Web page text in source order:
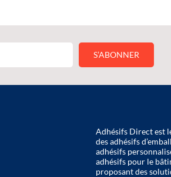
Adhésifs Direct est
des adhésifs
adhésifs
adhésifs pour le
proposant des